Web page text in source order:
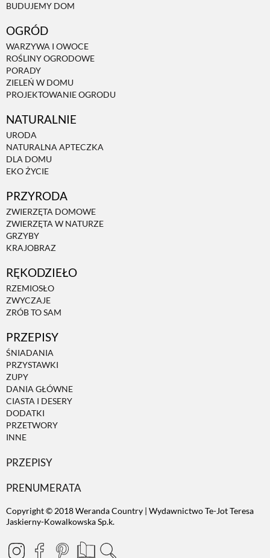
BUDUJEMY DOM
OGRÓD
WARZYWA I OWOCE
ROŚLINY OGRODOWE
PORADY
ZIELEŃ W DOMU
PROJEKTOWANIE OGRODU
NATURALNIE
URODA
NATURALNA APTECZKA
DLA DOMU
EKO ŻYCIE
PRZYRODA
ZWIERZĘTA DOMOWE
ZWIERZĘTA W NATURZE
GRZYBY
KRAJOBRAZ
RĘKODZIEŁO
RZEMIOSŁO
ZWYCZAJE
ZRÓB TO SAM
PRZEPISY
ŚNIADANIA
PRZYSTAWKI
ZUPY
DANIA GŁÓWNE
CIASTA I DESERY
DODATKI
PRZETWORY
INNE
PRZEPISY
PRENUMERATA
Copyright © 2018 Weranda Country | Wydawnictwo Te-Jot Teresa
Jaskierny-Kowalkowska Sp.k.